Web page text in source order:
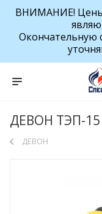
ВНИМАНИЕ! Цены
Окончательную
ДЕВОН ТЭП-15
ДЕВОН